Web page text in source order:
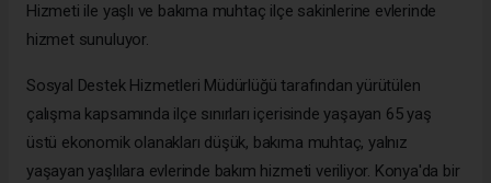
Hizmeti ile yaşlı ve bakıma muhtaç ilçe sakinlerine evlerinde
hizmet sunuluyor.
Sosyal Destek Hizmetleri Müdürlüğü tarafından yürütülen
çalışma kapsamında ilçe sınırları içerisinde yaşayan 65 yaş
üstü ekonomik olanakları düşük, bakıma muhtaç, yalnız
yaşayan yaşlılara evlerinde bakım hizmeti veriliyor. Konya'da bir